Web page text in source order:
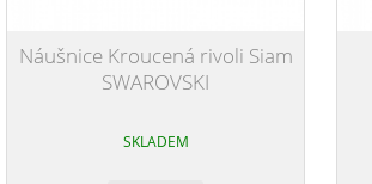
Náušnice Kroucená rivoli Siam
SWAROVSKI
SKLADEM